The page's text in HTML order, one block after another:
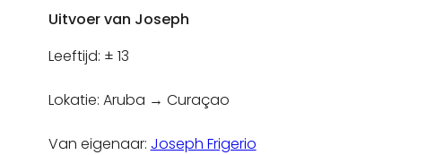
Uitvoer van Joseph
Leeftijd: ± 13
Lokatie: Aruba → Curaçao
Van eigenaar: Joseph Frigerio